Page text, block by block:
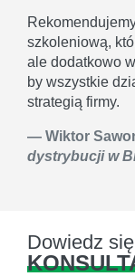
szkoleniową,
ale dodatkowo
by wszystkie
strategią firmy.
Wiktor
dystrybucji w
Dowiedz